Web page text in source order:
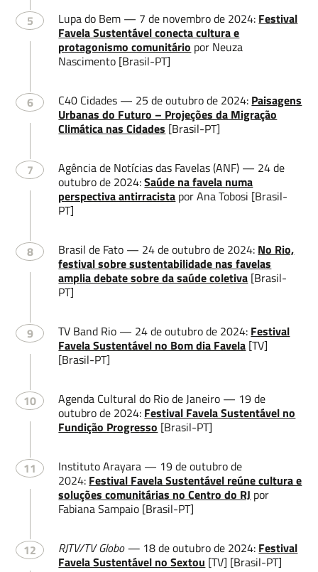
5 Lupa do Bem — 7 de novembro de 2024: Festival
Favela Sustentável conecta cultura e
protagonismo comunitário por Neuza
Nascimento [Brasil-PT]
6 C40 Cidades — 25 de outubro de 2024: Paisagens
Urbanas do Futuro – Projeções da Migração
Climática nas Cidades [Brasil-PT]
7
Agência de Notícias das Favelas (ANF) — 24 de
outubro de 2024:Saúde na favela numa
perspectiva antirracista por Ana Tobosi [Brasil-
PT]
8 Brasil de Fato — 24 de outubro de 2024: No Rio,
festival sobre sustentabilidade nas favelas
amplia debate sobre da saúde coletiva [Brasil-
PT]
9 TV Band Rio — 24 de outubro de 2024: Festival
Favela Sustentável no Bom dia Favela [TV]
[Brasil-PT]
10
Agenda Cultural do Rio de Janeiro — 19 de
outubro de 2024: Festival Favela Sustentável no
Fundição Progresso [Brasil-PT]
11
Instituto Arayara — 19 de outubro de
2024: Festival Favela Sustentável reúne cultura e
soluções comunitárias no Centro do RJ por
Fabiana Sampaio [Brasil-PT]
12 RJTV/TV Globo — 18 de outubro de 2024: Festival
Favela Sustentável no Sextou [TV] [Brasil-PT]